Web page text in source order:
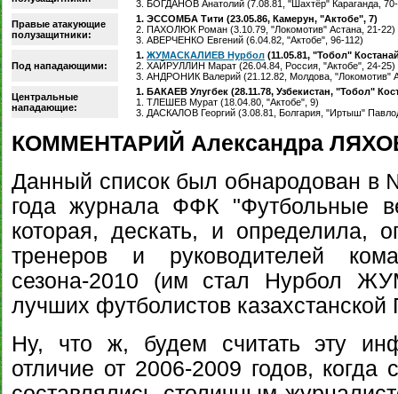
3. БОГДАНОВ Анатолий (7.08.81, "Шахтёр" Караганда,
Правые атакующие
полузащитники:
1. ЭССОМБА Тити (23.05.86, Камерун, "Актобе", 7)
2. ПАХОЛЮК Роман (3.10.79, "Локомотив" Астана, 21-22)
3. АВЕРЧЕНКО Евгений (6.04.82, "Актобе", 96-112)
Под нападающими:
1. ЖУМАСКАЛИЕВ Нурбол (11.05.81, "Тобол"
2. ХАЙРУЛЛИН Марат (26.04.84, Россия, "Актобе", 24-25)
3. АНДРОНИК Валерий (21.12.82, Молдова, "Локомотив"
Центральные
нападающие:
1. БАКАЕВ Улугбек (28.11.78, Узбекистан, "Тобол"
1. ТЛЕШЕВ Мурат (18.04.80, "Актобе", 9)
3. ДАСКАЛОВ Георгий (3.08.81, Болгария, "Иртыш"
КОММЕНТАРИЙ Александра
Данный список был обнародован в
года журнала ФФК "Футбольные
которая, дескать, и определила,
тренеров и руководителей
сезона-2010 (им стал Нурбол
лучших футболистов
Ну, что ж, будем считать эту
отличие от 2006-2009 годов, когда